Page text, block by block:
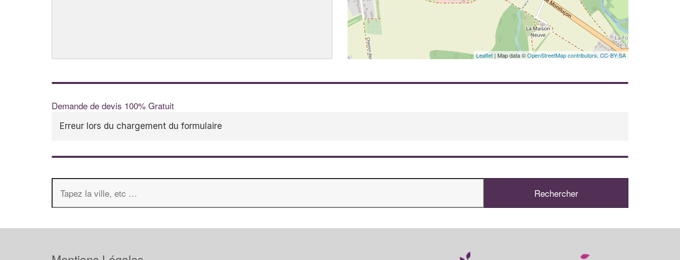
Leaflet | Map data ©OpenStreetMap contributors, CC-BY-SA
Demande de devis 100% Gratuit
Erreur lors du chargement du formulaire
vos
marges
tout en gagnant de
nouveaux clients!
En savoir plus